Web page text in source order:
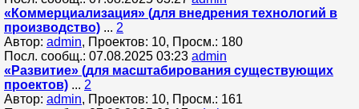
«Коммерциализация» (для внедрения технологий в
производство) ... 2
Автор: admin, Проектов: 10, Просм.: 180
Посл. сообщ.: 07.08.2025 03:23 admin
«Развитие» (для масштабирования существующих
проектов) ... 2
Автор: admin, Проектов: 10, Просм.: 161